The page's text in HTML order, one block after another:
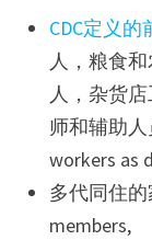
CDC定义
人，粮食
人，杂货
师和辅助
workers as
多代同住的
members,